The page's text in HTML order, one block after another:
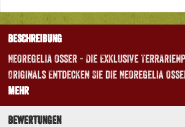
Beschreibung
Neoregelia osser - Die Exklusive
Originals Entdecken Sie die Neoregelia
Mehr
Bewertungen